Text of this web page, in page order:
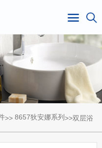
>>8657狄安娜系列>>双层浴